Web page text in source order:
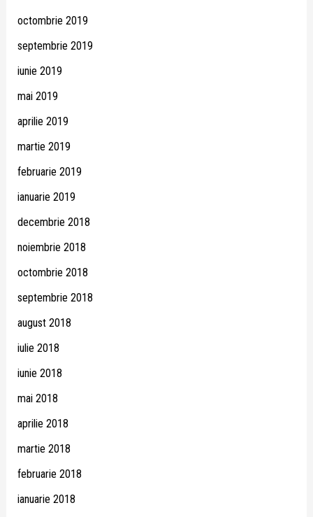
octombrie 2019
septembrie 2019
iunie 2019
mai 2019
aprilie 2019
martie 2019
februarie 2019
ianuarie 2019
decembrie 2018
noiembrie 2018
octombrie 2018
septembrie 2018
august 2018
iulie 2018
iunie 2018
mai 2018
aprilie 2018
martie 2018
februarie 2018
ianuarie 2018